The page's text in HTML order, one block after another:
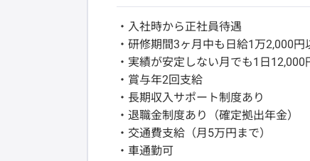
・入社時から正社員待遇
・研修期間3ヶ月中も日給1万2,000円
・実績が安定しない月でも1日12,000
・賞与年2回支給
・長期収入サポート制度あり
・退職金制度あり（確定拠出年金）
・交通費支給（月5万円まで）
・車通勤可